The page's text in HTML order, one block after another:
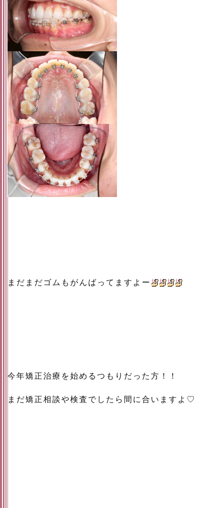
まだまだゴムもがんばってますよー
今年矯正治療を始めるつもりだった方！！
まだ矯正相談や検査でしたら間に合いますよ♡